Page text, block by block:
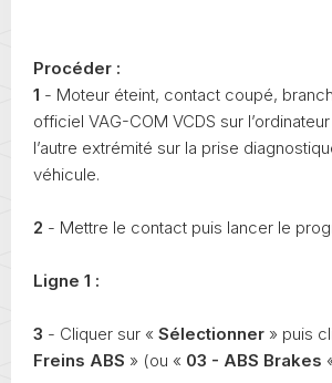
Procéder :
1 - Moteur éteint, contact coupé,
officiel VAG-COM VCDS sur
l’autre extrémité sur la prise
véhicule.
2 - Mettre le contact puis lancer le
Ligne 1 :
3 - Cliquer sur « Sélectionner » puis
Freins ABS » (ou « 03 - ABS Brakes